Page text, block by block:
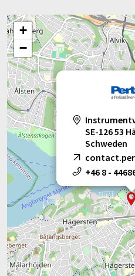
SE-126 53
Schweden
+46 8 -
+
−